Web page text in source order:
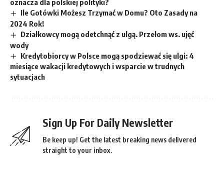
oznacza dla polskiej polityki?
Ile Gotówki Możesz Trzymać w Domu? Oto Zasady na
2024 Rok!
Działkowcy mogą odetchnąć z ulgą. Przełom ws. ujęć
wody
Kredytobiorcy w Polsce mogą spodziewać się ulgi: 4
miesiące wakacji kredytowych i wsparcie w trudnych
sytuacjach
Sign Up For Daily Newsletter
Be keep up! Get the latest breaking news delivered
straight to your inbox.